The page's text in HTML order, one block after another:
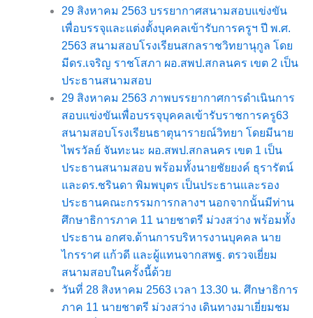
29 สิงหาคม 2563 บรรยากาศสนามสอบแข่งขัน
เพื่อบรรจุและแต่งตั้งบุคคลเข้ารับการครูฯ ปี พ.ศ.
2563 สนามสอบโรงเรียนสกลราชวิทยานุกูล โดย
มีดร.เจริญ ราชโสภา ผอ.สพป.สกลนคร เขต 2 เป็น
ประธานสนามสอบ
29 สิงหาคม 2563 ภาพบรรยากาศการดำเนินการ
สอบแข่งขันเพื่อบรรจุบุคคลเข้ารับราชการครู63
สนามสอบโรงเรียนธาตุนารายณ์วิทยา โดยมีนาย
ไพรวัลย์ จันทะนะ ผอ.สพป.สกลนคร เขต 1 เป็น
ประธานสนามสอบ พร้อมทั้งนายชัยยงค์ ธุรารัตน์
และดร.ชรินดา พิมพบุตร เป็นประธานและรอง
ประธานคณะกรรมการกลางฯ นอกจากนั้นมีท่าน
ศึกษาธิการภาค 11 นายชาตรี ม่วงสว่าง พร้อมทั้ง
ประธาน อกศจ.ด้านการบริหารงานบุคคล นาย
ไกรราศ แก้วดี และผู้แทนจากสพฐ. ตรวจเยี่ยม
สนามสอบในครั้งนี้ด้วย
วันที่ 28 สิงหาคม 2563 เวลา 13.30 น. ศึกษาธิการ
ภาค 11 นายชาตรี ม่วงสว่าง เดินทางมาเยี่ยมชม